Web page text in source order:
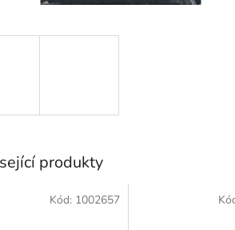
produkty
Kód: 1002657